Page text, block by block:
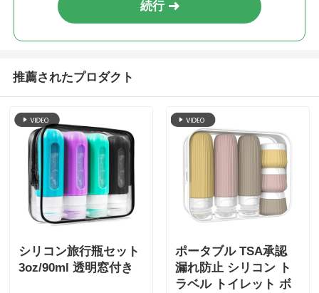
続行
推薦されたプロダクト
シリコン旅行瓶セット
3oz/90ml 透明窓付き
ポータブル TSA承認
漏れ防止 シリコン ト
ラベル トイレット ボ